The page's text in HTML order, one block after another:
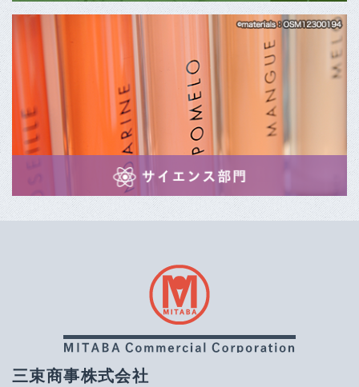
三束商事株式会社